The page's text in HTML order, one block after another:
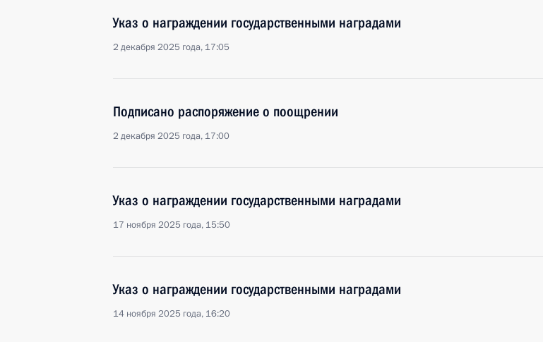
Указ о награждении государственными наградами
2 декабря 2025 года, 17:05
Подписано распоряжение о поощрении
2 декабря 2025 года, 17:00
Указ о награждении государственными наградами
17 ноября 2025 года, 15:50
Указ о награждении государственными наградами
14 ноября 2025 года, 16:20